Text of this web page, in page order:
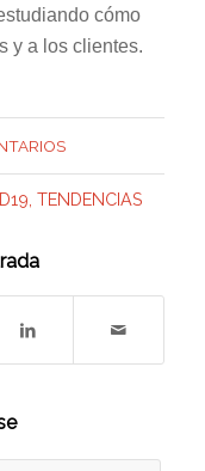
cómo
y a los clientes.
,TENDENCIAS